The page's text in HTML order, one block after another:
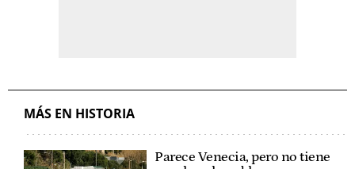
MÁS EN HISTORIA
Parece Venecia, pero no tiene